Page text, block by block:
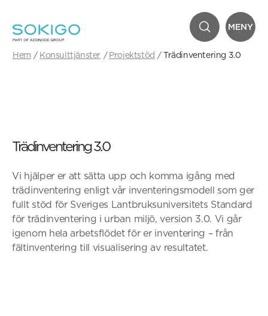
MENY
Hem Konsulttjänster Projektstöd Trädinventering 3.0
Trädinventering 3.0
Vi hjälper er att sätta upp och komma igång med
trädinventering enligt vår inventeringsmodell som ger
fullt stöd för Sveriges Lantbruksuniversitets Standard
för trädinventering i urban miljö, version 3.0. Vi går
igenom hela arbetsflödet för er inventering – från
fältinventering till visualisering av resultatet.